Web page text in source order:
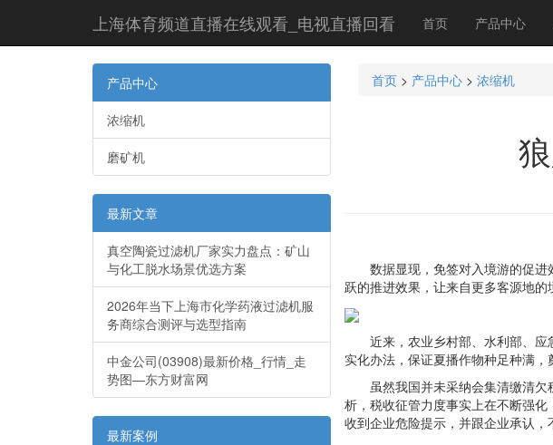
上海体育频道直播在线观看_电视直播回看 首页 产品中心
产品中心
浓缩机
磨矿机
最新文章
真空陶瓷过滤机厂家实力盘点：矿山
与化工脱水场景优选方案
2026年当下上海市化学药液过滤机服
务商综合测评与选型指南
中金公司(03908)最新价格_行情_走
势图—东方财富网
最新案例
首页> 产品中心> 浓缩机
数据显现，免签对入境游的促进
跃的推进效果，让来自更多客源地的
近来，农业乡村部、水利部、应
实化办法，保证夏播作物种足种满，
虽然我国并未采纳会集清缴清欠
析，税收征管力度事实上在不断强
收到企业危险提示，并跟企业承认，